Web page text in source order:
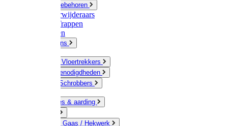
Sledes / toebehoren
Onkruidverwijderaars
Ladders / Trappen
Werkbanken
Betonmolens
Bezems & Vloertrekkers
Schildersbenodigdheden
Borstels / Schrobbers
Accessoires & aarding
Geleiders / Gaas / Hekwerk